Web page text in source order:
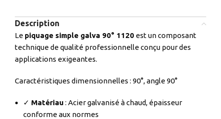
Description
Le piquage simple galva 90° 1120 est un composant
technique de qualité professionnelle conçu pour des
applications exigeantes.
Caractéristiques dimensionnelles : 90°, angle 90°
✓ Matériau : Acier galvanisé à chaud, épaisseur
conforme aux normes